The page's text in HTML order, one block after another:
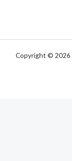
Copyright © 2026